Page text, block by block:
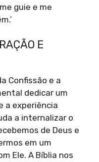
guie e me
E
Confissão e a
dedicar um
a experiência
a internalizar o
de Deus e
em um
Ele. A Bíblia nos